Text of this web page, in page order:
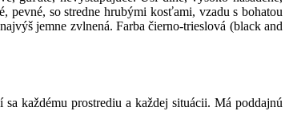
so stredne hrubými kosťami, vzadu s bohatou
jemne zvlnená. Farba čierno-trieslová (black and
každému prostrediu a každej situácii. Má poddajnú